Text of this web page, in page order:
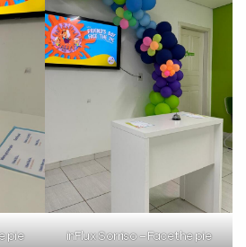
pie inFlux Sorriso – Face the pie
DE MÉTODO
nenhuma unidade
cidade ou bairro que
digitou.